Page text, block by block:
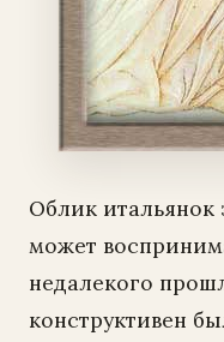
Облик итальянок
может
недалекого
конструктивен